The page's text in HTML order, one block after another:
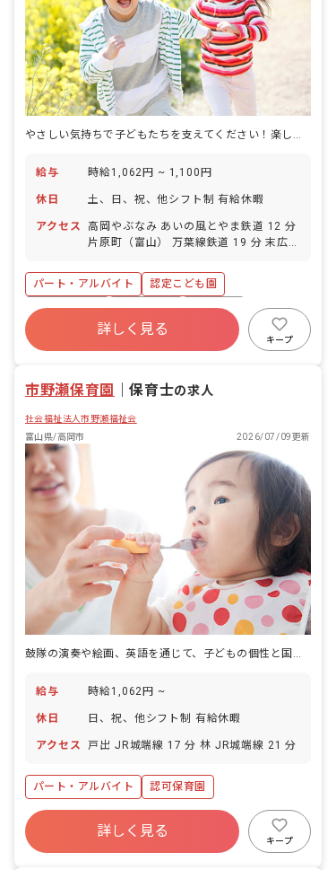
やさしい気持ちで子どもたちを支えてください！楽しい心を育む職場です。
給与 時給1,062円 ~ 1,100円
休日 土、日、祝、他シフト制 有給休暇
アクセス
高岡やぶなみ あいの風とやま鉄道 12 分
片原町（富山） 万葉線鉄道 19 分 末広町
線鉄道 21 分 坂下町 万葉線鉄道 22 分
パート・アルバイト
認定こども園
社会保険完備
残業少なめ
車通勤可
新卒も歓迎
詳しく見る
キープ
市野瀬保育園 ｜保育士の求人
社会福祉法人市野瀬福祉会
富山県/高岡市
2026/07/09更新
鼓隊の演奏や絵画、英語を通じて、子どもの個性と国際感覚を育てています。
給与 時給1,062円 ~
休日 日、祝、他シフト制 有給休暇
アクセス 戸出 JR城端線 17 分 林 JR城端線 21 分
パート・アルバイト 認可保育園
詳しく見る
キープ